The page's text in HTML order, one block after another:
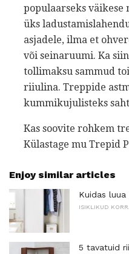
populaarseks väikese
üks
asjadele, ilma et
või seinaruumi. Ka
tollimaksu sammud
riiulina. Treppide
kummikujulisteks
Kas soovite rohkem
Külastage mu Trepid
Enjoy similar articles
Kuidas luua
ISIKLIKUD
5 tavatuid